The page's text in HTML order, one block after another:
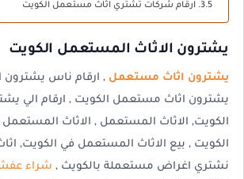
ارقام شركات تشتري اثاث مستعمل الكويت
يشترون الاثاث المستعمل الكويت
يشترون اثاث مستعمل , ارقام ناس يشترون
يشترون اثاث مستعمل الكويت , ارقام الي
الكويت, الاثاث المستعمل , الاثاث
الكويت , بيع الاثاث المستعمل في الكويت,
نشتري اغراض مستعملة بالكويث , شراء